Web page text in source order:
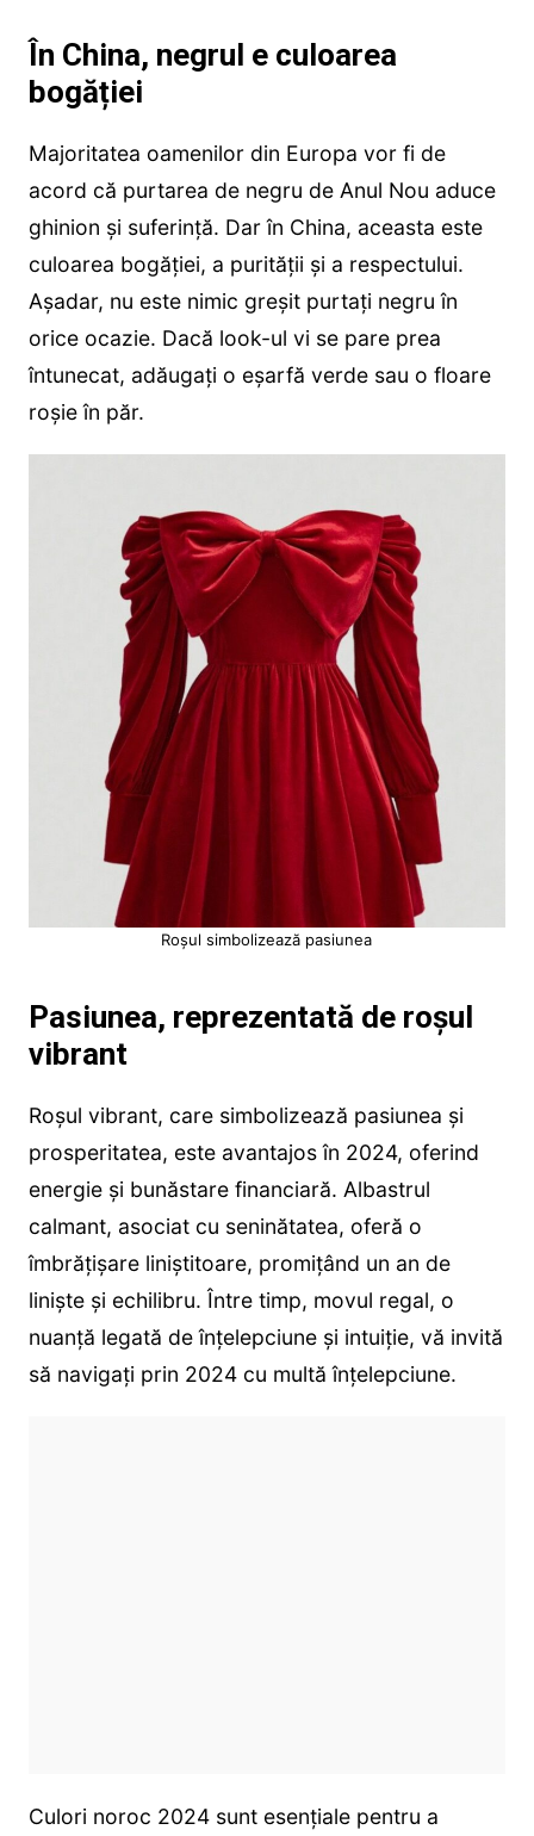
În China, negrul e culoarea
bogăției
Majoritatea oamenilor din Europa vor fi de
acord că purtarea de negru de Anul Nou aduce
ghinion și suferință. Dar în China, aceasta este
culoarea bogăției, a purității și a respectului.
Așadar, nu este nimic greșit purtați negru în
orice ocazie. Dacă look-ul vi se pare prea
întunecat, adăugați o eșarfă verde sau o floare
roșie în păr.
Roșul simbolizează pasiunea
Pasiunea, reprezentată de roșul
vibrant
Roșul vibrant, care simbolizează pasiunea și
prosperitatea, este avantajos în 2024, oferind
energie și bunăstare financiară. Albastrul
calmant, asociat cu seninătatea, oferă o
îmbrățișare liniștitoare, promițând un an de
liniște și echilibru. Între timp, movul regal, o
nuanță legată de înțelepciune și intuiție, vă invită
să navigați prin 2024 cu multă înțelepciune.
Culori noroc 2024 sunt esențiale pentru a